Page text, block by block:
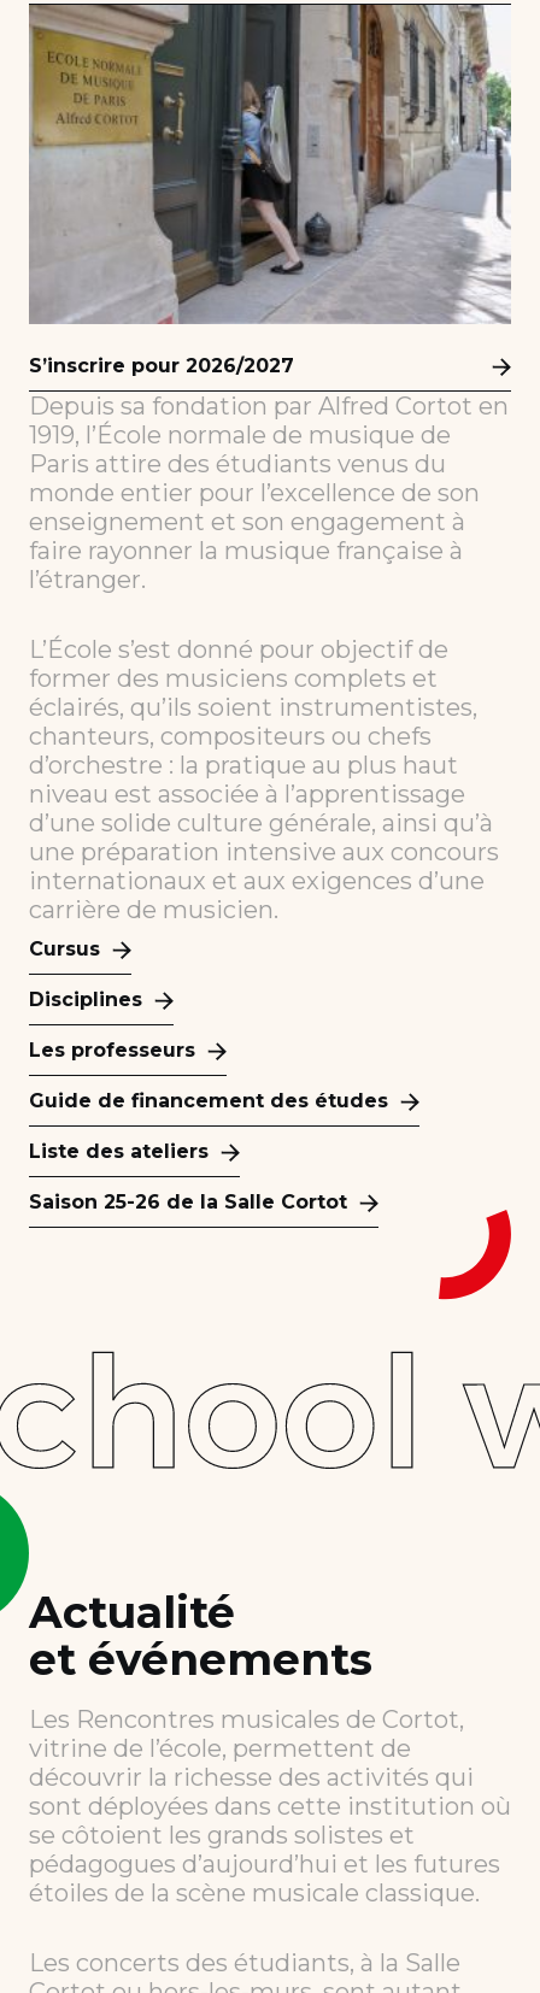
S’inscrire pour 2026/2027
Depuis sa fondation par Alfred Cortot en
1919, l’École normale de musique de
Paris attire des étudiants venus du
monde entier pour l’excellence de son
enseignement et son engagement à
faire rayonner la musique française à
l’étranger.
L’École s’est donné pour objectif de
former des musiciens complets et
éclairés, qu’ils soient instrumentistes,
chanteurs, compositeurs ou chefs
d’orchestre : la pratique au plus haut
niveau est associée à l’apprentissage
d’une solide culture générale, ainsi qu’à
une préparation intensive aux concours
internationaux et aux exigences d’une
carrière de musicien.
Cursus
Disciplines
Les professeurs
Guide de financement des études
Liste des ateliers
Saison 25-26 de la Salle Cortot
Actualité
et événements
Les Rencontres musicales de Cortot,
vitrine de l’école, permettent de
découvrir la richesse des activités qui
sont déployées dans cette institution où
se côtoient les grands solistes et
pédagogues d’aujourd’hui et les futures
étoiles de la scène musicale classique.
Les concerts des étudiants, à la Salle